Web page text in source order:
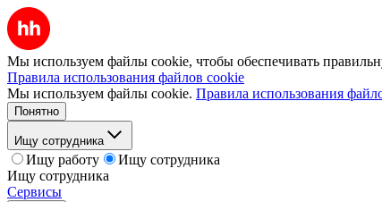
Мы используем файлы cookie, чтобы обеспечивать
Правила использования файлов cookie
Мы используем файлы cookie. Правила использования
Понятно
Ищу сотрудника
Ищу работу
Ищу сотрудника
Ищу сотрудника
Сервисы